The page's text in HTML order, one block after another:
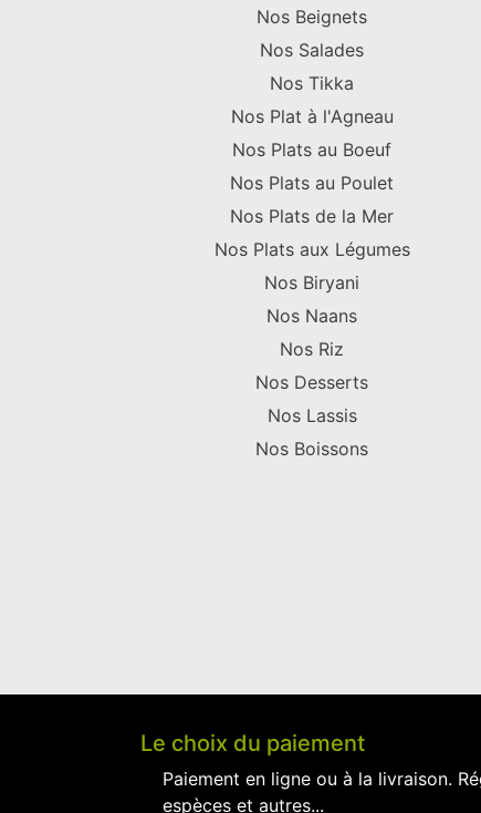
Nos Beignets
Nos Salades
Nos Tikka
Nos Plat à l'Agneau
Nos Plats au Boeuf
Nos Plats au Poulet
Nos Plats de la Mer
Nos Plats aux Légumes
Nos Biryani
Nos Naans
Nos Riz
Nos Desserts
Nos Lassis
Nos Boissons
Le choix du paiement
Paiement en ligne ou à la livraison.
espèces et autres...